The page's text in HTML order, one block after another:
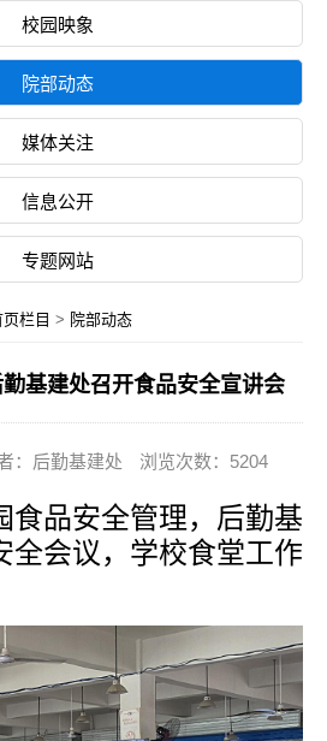
校园映象
院部动态
媒体关注
信息公开
专题网站
栏目 > 院部动态
勤基建处召开食品安全宣讲会
：后勤基建处 浏览次数：5204
食品安全管理，后勤基
全会议，学校食堂工作